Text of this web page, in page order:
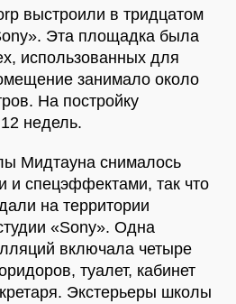
выстроили в тридцатом
Эта площадка была
использованных для
занимало около
На постройку
недель.
Мидтауна снималось
и спецэффектами, так что
на территории
«Sony». Одна
включала четыре
туалет, кабинет
Экстерьеры школы